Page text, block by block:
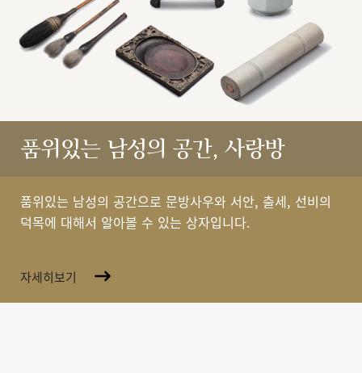
품위있는 남성의 공간, 사랑방
품위있는 남성의 공간으로 문방사우와 서안, 출세, 선비의
덕목에 대해서 알아볼 수 있는 상자입니다.
자세히보기